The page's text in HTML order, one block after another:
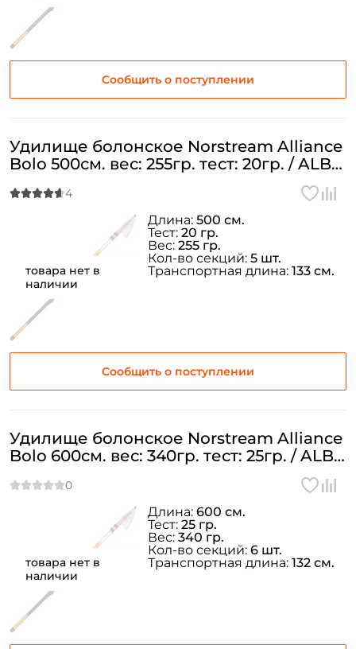
Сообщить о поступлении
товара нет в
наличии
Удилище болонское Norstream Alliance
Bolo 500см. вес: 255гр. тест: 20гр. / ALB-
Сообщить о поступлении
Длина: 500 см.
Тест: 20 гр.
Вес: 255 гр.
Кол-во секций: 5 шт.
Транспортная длина: 133 см.
товара нет в
наличии
Удилище болонское Norstream Alliance
Bolo 600см. вес: 340гр. тест: 25гр. / ALB-
Длина: 600 см.
Тест: 25 гр.
Вес: 340 гр.
Кол-во секций: 6 шт.
Транспортная длина: 132 см.